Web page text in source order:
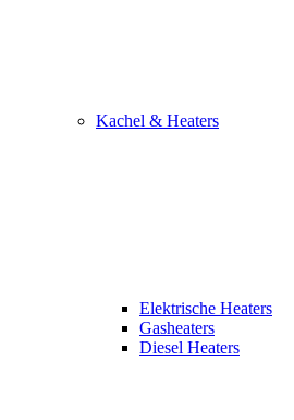
Kachel & Heaters
Elektrische Heaters
Gasheaters
Diesel Heaters